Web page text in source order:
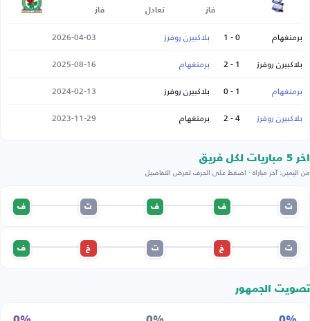
فاز
تعادل
فاز
برمنغهام 0 - 1 بلاكبيرن روفرز
2026-04-03
بلاكبيرن روفرز
1 - 2 برمنغهام
2025-08-16
برمنغهام
1 - 0 بلاكبيرن روفرز
2024-02-13
بلاكبيرن روفرز
4 - 2 برمنغهام 2023-11-29
اخر 5 مباريات لكل فريق
من اليمين: آخر مباراة · اضغط على الحرف لعرض التفاصيل
ت ف ف ت ف
ت خ ت خ ف
تصويت الجمهور